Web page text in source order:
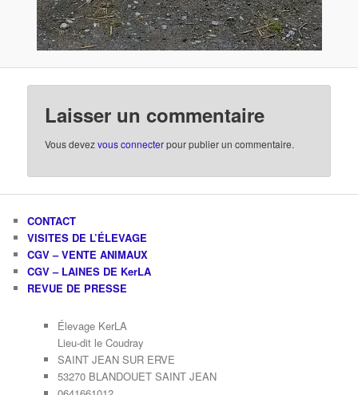
Laisser un commentaire
Vous devezvous connecterpour publier un commentaire.
CONTACT
VISITES DE L’ÉLEVAGE
CGV – VENTE ANIMAUX
CGV – LAINES DE KerLA
REVUE DE PRESSE
Élevage KerLA
Lieu-dit le Coudray
SAINT JEAN SUR ERVE
53270 BLANDOUET SAINT JEAN